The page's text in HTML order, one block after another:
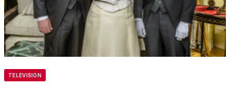
TELEVISION